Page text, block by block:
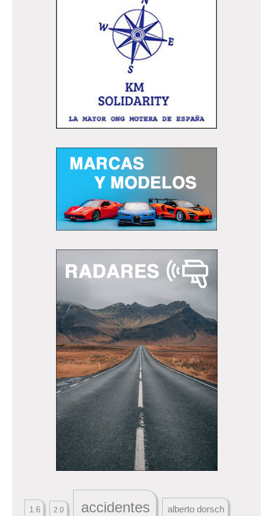
1.6 2.0 accidentes alberto dorsch